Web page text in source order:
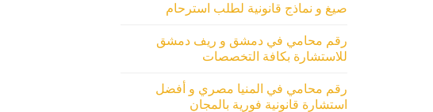
صيغ و نماذج قانونية لطلب استرحام
رقم محامي في دمشق و ريف دمشق
للاستشارة بكافة التخصصات
رقم محامي في المنيا مصري و أفضل
استشارة قانونية فورية بالمجان